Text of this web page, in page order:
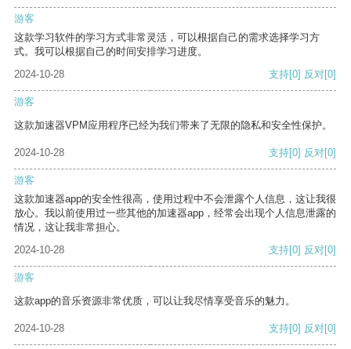
游客
这款学习软件的学习方式非常灵活，可以根据自己的需求选择学习方
式。我可以根据自己的时间安排学习进度。
2024-10-28
支持[0] 反对[0]
游客
这款加速器VPM应用程序已经为我们带来了无限的隐私和安全性保护。
2024-10-28 支持[0] 反对[0]
游客
这款加速器app的安全性很高，使用过程中不会泄露个人信息，这让我很
放心。我以前使用过一些其他的加速器app，经常会出现个人信息泄露的
情况，这让我非常担心。
2024-10-28
支持[0] 反对[0]
游客
这款app的音乐资源非常优质，可以让我尽情享受音乐的魅力。
2024-10-28 支持[0] 反对[0]